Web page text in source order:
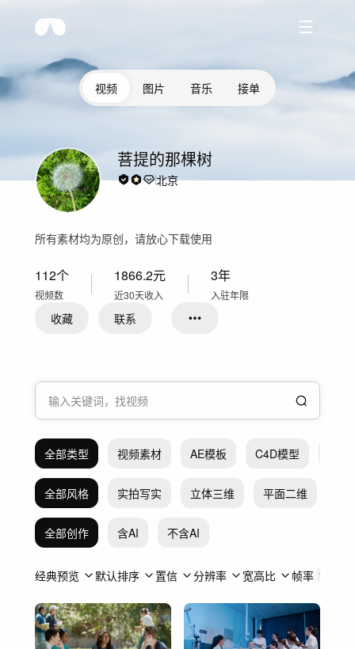
菩提的那棵树
北京
视频 图片 音乐 接单
所有素材均为原创，请放心下载使用
112个
视频数
1866.2元
近30天收入
3年
入驻年限
收藏 联系
全部类型 视频素材 AE模板 C4D模型
全部风格 实拍写实 立体三维 平面二维
全部创作 含AI 不含AI
经典预览 默认排序 置信 分辨率 宽高比 帧率